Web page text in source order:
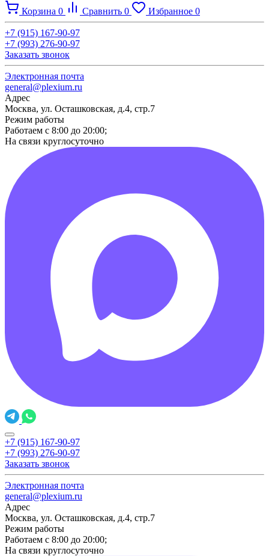
Корзина 0 Сравнить 0 Избранное 0
+7 (915) 167-90-97
+7 (993) 276-90-97
Заказать звонок
Электронная почта
general@plexium.ru
Адрес
Москва, ул. Осташковская, д.4, стр.7
Режим работы
Работаем с 8:00 до 20:00;
На связи круглосуточно
+7 (915) 167-90-97
+7 (993) 276-90-97
Заказать звонок
Электронная почта
general@plexium.ru
Адрес
Москва, ул. Осташковская, д.4, стр.7
Режим работы
Работаем с 8:00 до 20:00;
На связи круглосуточно